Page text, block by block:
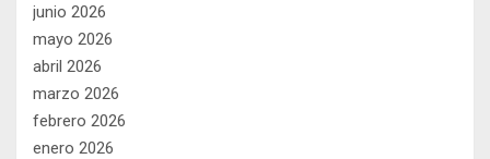
junio 2026
mayo 2026
abril 2026
marzo 2026
febrero 2026
enero 2026